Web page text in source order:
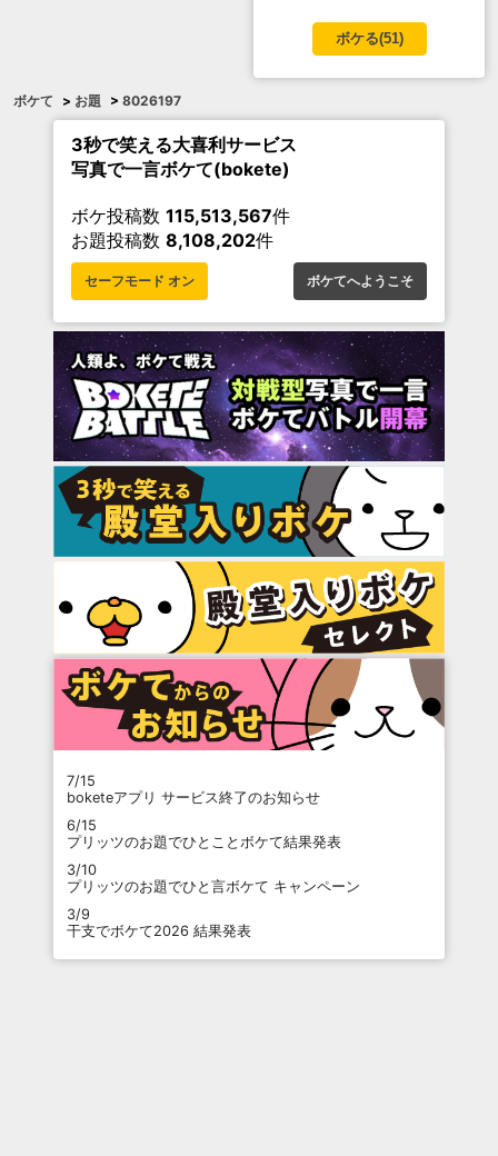
ボケる(51)
ボケて > お題 > 8026197
3秒で笑える大喜利サービス
写真で一言ボケて(bokete)
ボケ投稿数 115,513,567件
お題投稿数 8,108,202件
セーフモード オン ボケてへようこそ
7/15
boketeアプリ サービス終了のお知らせ
6/15
プリッツのお題でひとことボケて結果発表
3/10
プリッツのお題でひと言ボケて キャンペーン
3/9
干支でボケて2026 結果発表